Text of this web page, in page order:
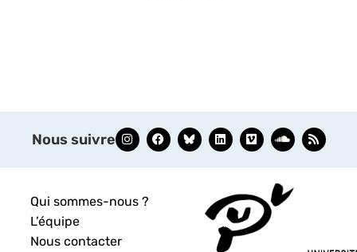
Nous suivre
Qui sommes-nous ?
L’équipe
Nous contacter